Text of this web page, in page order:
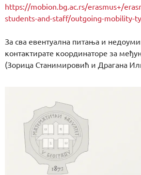
https://mobion.bg.ac.rs/erasmus+/
students-and-staff/outgoing-mobility-
За сва евентуална питања и
контактирате координаторе за
(Зорица Станимировић и Драгана